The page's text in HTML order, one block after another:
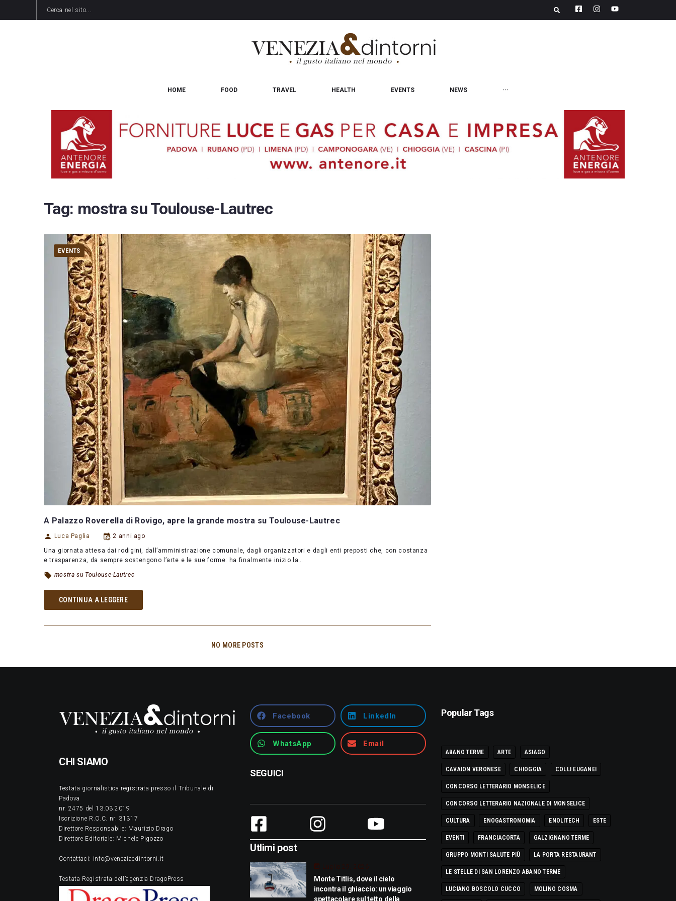
HOME FOOD TRAVEL HEALTH EVENTS NEWS ···
Tag: mostra su Toulouse-Lautrec
EVENTS
A Palazzo Roverella di Rovigo, apre la grande mostra su Toulouse-Lautrec
Luca Paglia 2 anni ago
Una giornata attesa dai rodigini, dall’amministrazione comunale, dagli organizzatori e dagli enti preposti che, con costanza
e trasparenza, da sempre sostengono l’arte e le sue forme: ha finalmente inizio la…
mostra su Toulouse-Lautrec
CONTINUA A LEGGERE
NO MORE POSTS
CHI SIAMO
Testata giornalistica registrata presso il Tribunale di
Padova
nr. 2475 del 13.03.2019
Iscrizione R.O.C. nr. 31317
Direttore Responsabile: Maurizio Drago
Direttore Editoriale: Michele Pigozzo
Contattaci: info@veneziaedintorni.it
Testata Registrata dell’agenzia DragoPress
Facebook LinkedIn
WhatsApp Email
SEGUICI
Utlimi post
Luglio 29, 2026
Monte Titlis, dove il cielo
incontra il ghiaccio: un viaggio
spettacolare sul tetto della
Popular Tags
ABANO TERME ARTE ASIAGO
CAVAION VERONESE CHIOGGIA COLLI EUGANEI
CONCORSO LETTERARIO MONSELICE
CONCORSO LETTERARIO NAZIONALE DI MONSELICE
CULTURA ENOGASTRONOMIA ENOLITECH ESTE
EVENTI FRANCIACORTA GALZIGNANO TERME
GRUPPO MONTI SALUTE PIÙ LA PORTA RESTAURANT
LE STELLE DI SAN LORENZO ABANO TERME
LUCIANO BOSCOLO CUCCO MOLINO COSMA